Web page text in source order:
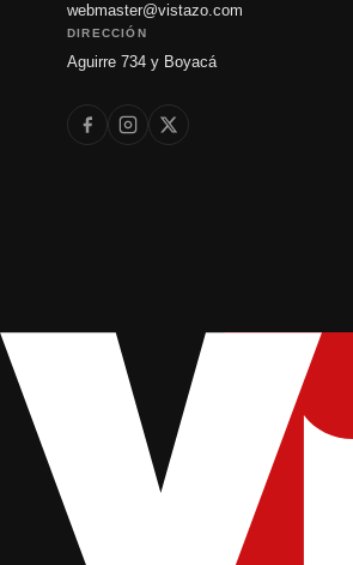
webmaster@vistazo.com
DIRECCIÓN
Aguirre 734 y Boyacá